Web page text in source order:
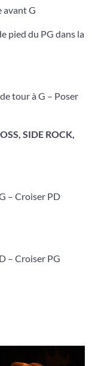
avant G
pied du PG dans la
tour à G – Poser
SIDE ROCK,
– Croiser PD
– Croiser PG